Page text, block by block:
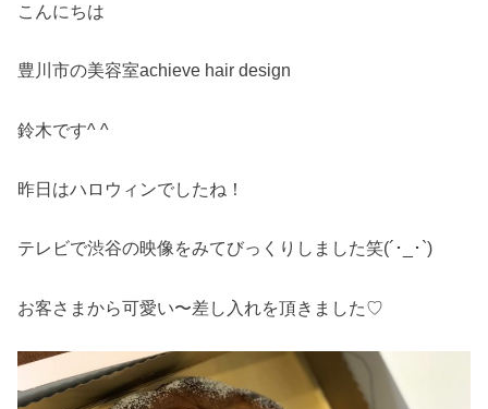
こんにちは
豊川市の美容室achieve hair design
鈴木です^ ^
昨日はハロウィンでしたね！
テレビで渋谷の映像をみてびっくりしました笑(´･_･`)
お客さまから可愛い〜差し入れを頂きました♡